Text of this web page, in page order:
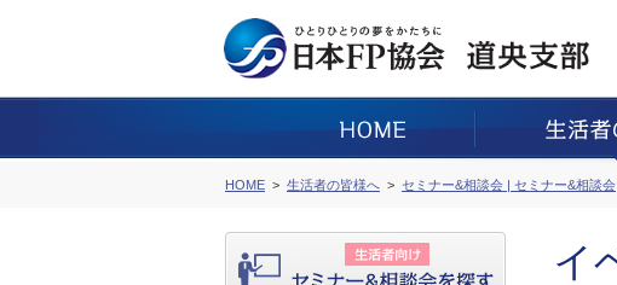
HOME 生活者の皆様へ セミナー&相談会 | セミナー&相談会
イ